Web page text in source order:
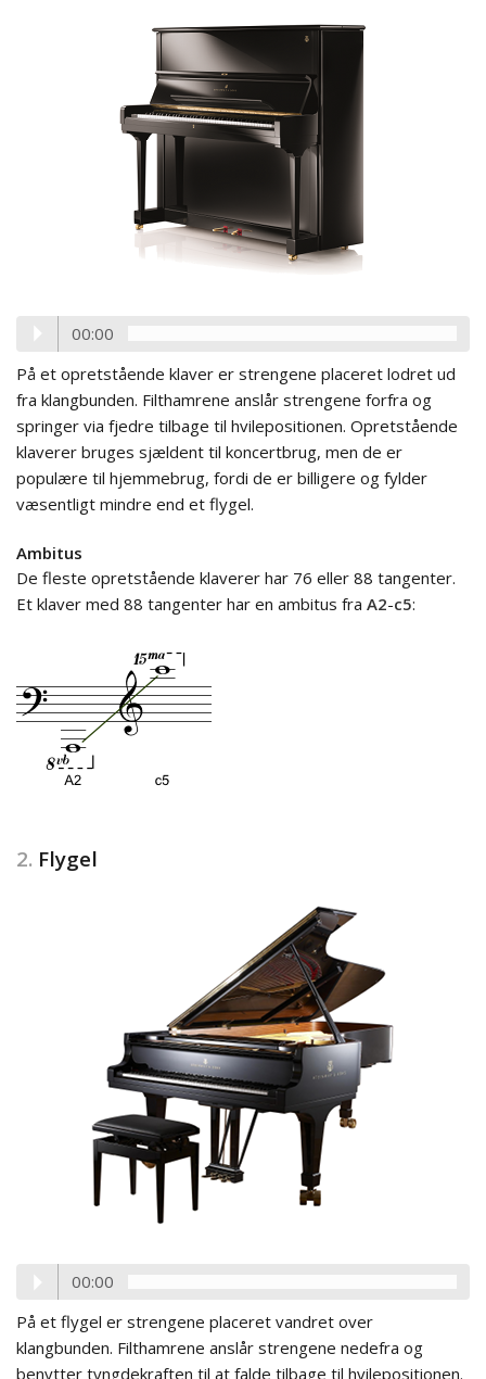
00:00
På et opretstående klaver er strengene placeret lodret ud
fra klangbunden. Filthamrene anslår strengene forfra og
springer via fjedre tilbage til hvilepositionen. Opretstående
klaverer bruges sjældent til koncertbrug, men de er
populære til hjemmebrug, fordi de er billigere og fylder
væsentligt mindre end et flygel.
Ambitus
De fleste opretstående klaverer har 76 eller 88 tangenter.
Et klaver med 88 tangenter har en ambitus fra A2-c5:
2. Flygel
00:00
På et flygel er strengene placeret vandret over
klangbunden. Filthamrene anslår strengene nedefra og
benytter tyngdekraften til at falde tilbage til hvilepositionen.